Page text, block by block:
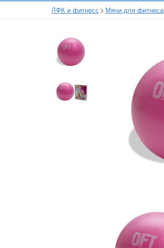
ЛФК и фитнесс Мячи для фитнеса